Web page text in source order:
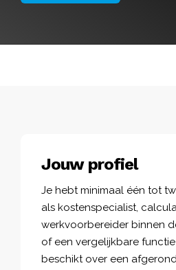
Jouw profiel
Je hebt minimaal één tot
als kostenspecialist,
werkvoorbereider binnen
of een vergelijkbare
beschikt over een